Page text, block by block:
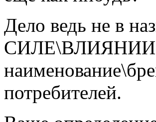
Дело ведь не в
СИЛЕ\ВЛИЯНИИ
потребителей.